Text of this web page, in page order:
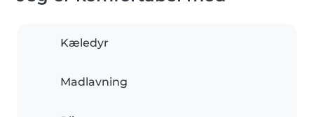
Kæledyr
Madlavning